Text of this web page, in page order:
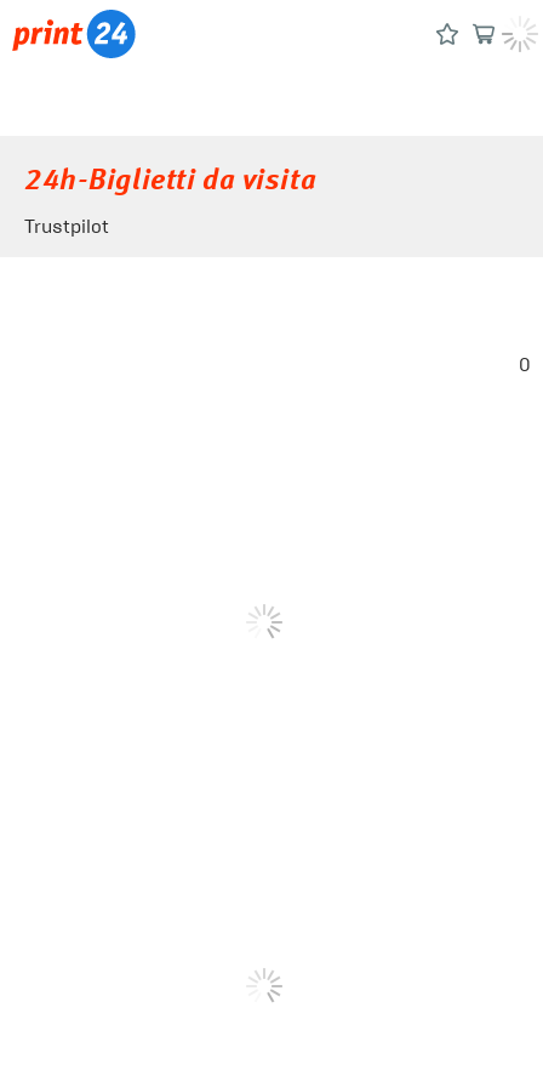
24h-Biglietti da visita
Trustpilot
0